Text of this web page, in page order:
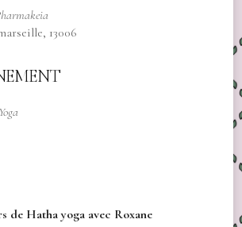
13006
de Hatha yoga avec Roxane